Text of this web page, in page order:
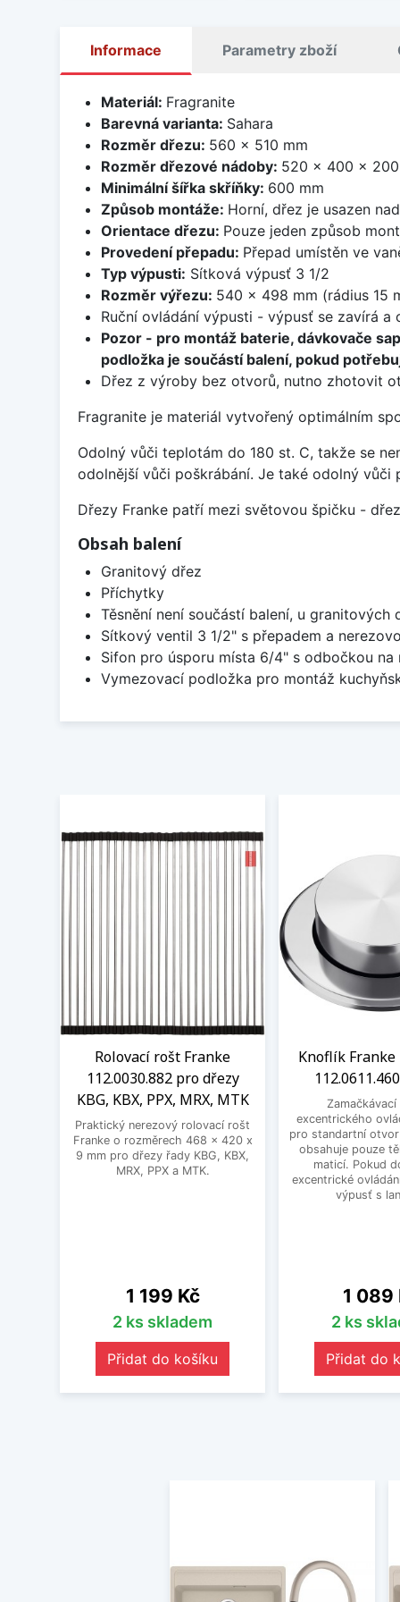
Informace Parametry zboží
Materiál: Fragranite
Barevná varianta: Sahara
Rozměr dřezu: 560 x 510 mm
Rozměr dřezové nádoby: 520 x 400 x 200
Minimální šířka skříňky: 600 mm
Způsob montáže: Horní, dřez je usazen
Orientace dřezu: Pouze jeden způsob
Provedení přepadu: Přepad umístěn ve
Typ výpusti: Sítková výpusť 3 1/2
Rozměr výřezu: 540 x 498 mm (rádius 15
Ruční ovládání výpusti - výpusť se zavírá a
Pozor - pro montáž baterie, dávkovače
podložka je součástí balení, pokud
Dřez z výroby bez otvorů, nutno zhotovit
Fragranite je materiál vytvořený optimálním
Odolný vůči teplotám do 180 st. C, takže se
odolnější vůči poškrábání. Je také odolný
Dřezy Franke patří mezi světovou špičku -
Obsah balení
Granitový dřez
Příchytky
Těsnění není součástí balení, u
Sítkový ventil 3 1/2" s přepadem a
Sifon pro úsporu místa 6/4" s odbočkou na
Vymezovací podložka pro montáž
Rolovací rošt Franke
112.0030.882 pro dřezy
KBG, KBX, PPX, MRX, MTK
Praktický nerezový rolovací rošt
Franke o rozměrech 468 x 420 x
9 mm pro dřezy řady KBG, KBX,
MRX, PPX a MTK.
Cena
1 199 Kč
2 ks skladem
Přidat do košíku
Knoflík Franke
excentrického
pro standartní
obsahuje pouze
maticí. Pokud
excentrické
výpusť s
Cena
1 089
2 ks
Přidat do